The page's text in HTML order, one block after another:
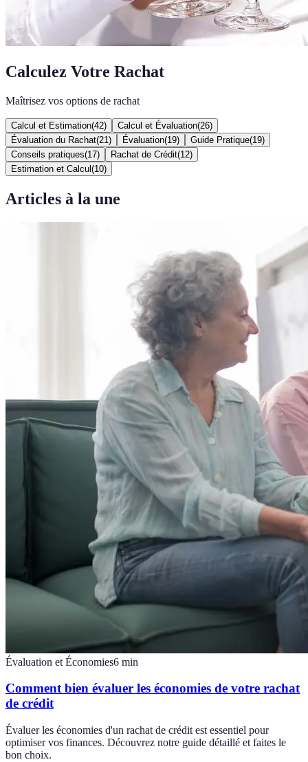
Calculez Votre Rachat
Maîtrisez vos options de rachat
Calcul et Estimation(42) Calcul et Évaluation(26)
Évaluation du Rachat(21 ) Évaluation(19) Guide Pratique(19)
Conseils pratiques(17) Rachat de Crédit(12)
Estimation et Calcul (10)
Articles à la une
Évaluation et Économies6 min
Comment bien évaluer les économies de votre rachat
de crédit
Évaluer les économies d'un rachat de crédit est essentiel pour
optimiser vos finances. Découvrez notre guide détaillé et faites le
bon choix.